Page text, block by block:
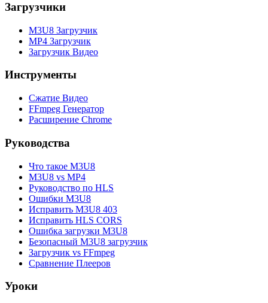
Загрузчики
M3U8 Загрузчик
MP4 Загрузчик
Загрузчик Видео
Инструменты
Сжатие Видео
FFmpeg Генератор
Расширение Chrome
Руководства
Что такое M3U8
M3U8 vs MP4
Руководство по HLS
Ошибки M3U8
Исправить M3U8 403
Исправить HLS CORS
Ошибка загрузки M3U8
Безопасный M3U8 загрузчик
Загрузчик vs FFmpeg
Сравнение Плееров
Уроки